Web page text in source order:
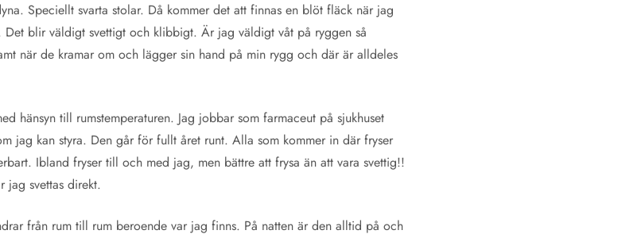
Speciellt svarta stolar. Då kommer det att finnas en blöt fläck när jag
Det blir väldigt svettigt och klibbigt. Är jag väldigt våt på ryggen så
när de kramar om och lägger sin hand på min rygg och där är alldeles
hänsyn till rumstemperaturen. Jag jobbar som farmaceut på sjukhuset
jag kan styra. Den går för fullt året runt. Alla som kommer in där fryser
Ibland fryser till och med jag, men bättre att frysa än att vara svettig!!
jag svettas direkt.
från rum till rum beroende var jag finns. På natten är den alltid på och